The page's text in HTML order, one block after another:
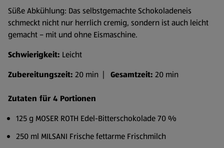
Süße Abkühlung: Das selbstgemachte Schokoladeneis
schmeckt nicht nur herrlich cremig, sondern ist auch leicht
gemacht – mit und ohne Eismaschine.
Schwierigkeit: Leicht
Zubereitungszeit: 20 min | Gesamtzeit: 20 min
Zutaten für 4 Portionen
125 g MOSER ROTH Edel-Bitterschokolade 70 %
250 ml MILSANI Frische fettarme Frischmilch